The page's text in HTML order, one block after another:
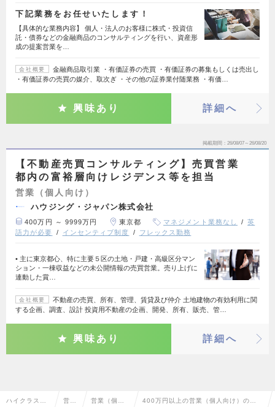
下記業務をお任せいたします！
【具体的な業務内容】 個人・法人のお客様に株式・投資信
託・債券などの金融商品のコンサルティングを行い、資産形
成の提案営業を…
会社概要
金融商品取引業 ・有価証券の売買 ・有価証券の募集もしくは売出し
・有価証券の売買の媒介、取次ぎ ・その他の証券業付随業務 ・有価…
興味あり 詳細へ
掲載期間 26/08/07～26/08/20
【不動産売買コンサルティング】売買営業
都内の富裕層向けレジデンス等を担当
営業（個人向け）
ハウジング・ジャパン株式会社
400万円 ～ 9999万円 東京都 マネジメント業務なし
英
語力が必要
インセンティブ制度 フレックス勤務
• 主に東京都心、特に主要５区の土地・戸建・高級区分マン
ション・一棟収益などの未公開情報の売買営業。売り上げに
連動した賞…
会社概要
不動産の売買、所有、管理、賃貸及び仲介 土地建物の有効利用に関
する企画、調査、設計 投資用不動産の企画、開発、所有、販売、管…
興味あり 詳細へ
ハイクラス求 営業 営業（個人 400万円以上の営業（個人向け）の転